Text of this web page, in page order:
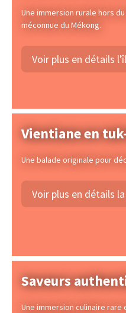
Une immersion rurale hors
méconnue du Mékong.
Voir plus en détails
Vientiane en
Une balade originale pour
Voir plus en détails
Saveurs
Une immersion culinaire